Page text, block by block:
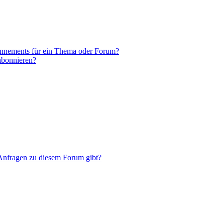
für ein Thema oder Forum?
zu diesem Forum gibt?